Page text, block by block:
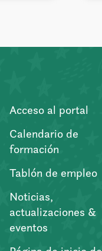
Acceso al portal
Calendario de
formación
Tablón de empleo
Noticias,
actualizaciones &
eventos